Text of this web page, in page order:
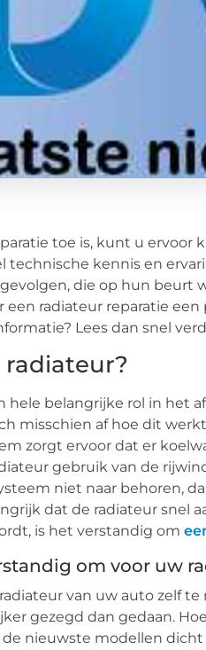
toe is, kunt u
technische kennis en
die op hun beurt
radiateur reparatie
Lees dan snel
hele belangrijke rol in het
misschien af hoe dit
zorgt ervoor dat er
gebruik van de
niet naar behoren,
dat de radiateur snel
is het verstandig om
om voor uw
van uw auto zelf
gezegd dan gedaan.
de nieuwste modellen